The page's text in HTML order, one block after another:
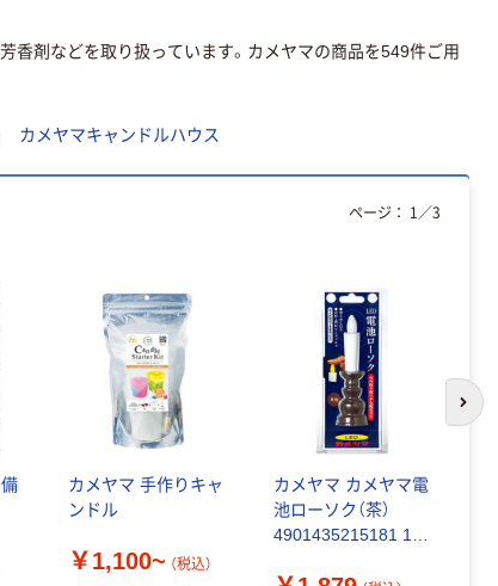
香剤などを取り扱っています。カメヤマの商品を549件ご用
カメヤマキャンドルハウス
カメヤマ 手作りキャ
ンドル
￥1,100~ （税込）
カメヤマ カメヤマ電
池ローソク（茶）
4901435215181 1個
ページ： 1 ／3
次